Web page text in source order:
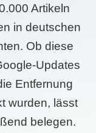
Artikeln
in deutschen
Ob diese
Updates
Entfernung
wurden, lässt
belegen.